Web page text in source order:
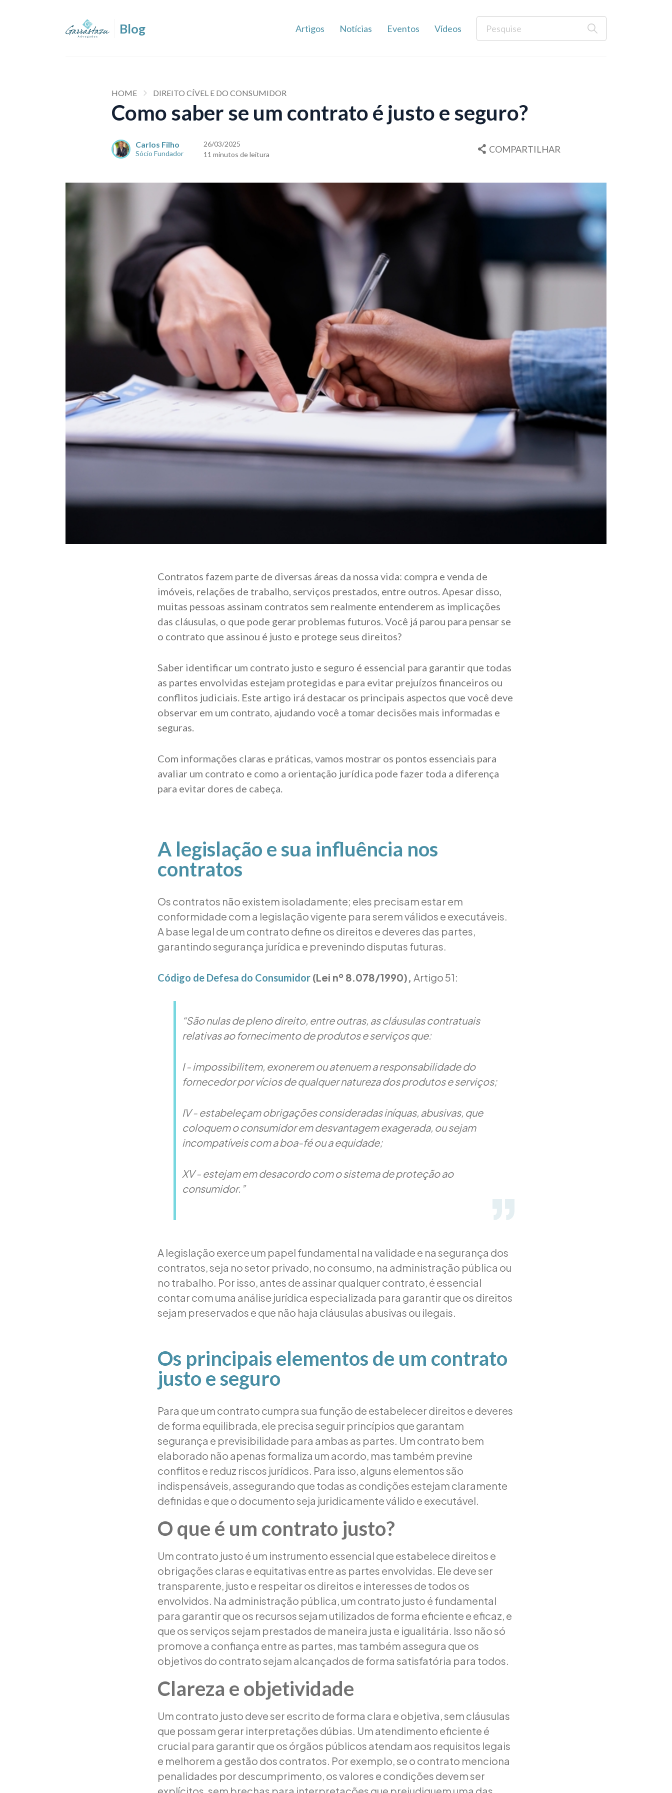
Artigos Notícias Eventos Vídeos
HOME DIREITO CÍVEL E DO CONSUMIDOR
Como saber se um contrato é justo e seguro?
Carlos Filho
Sócio Fundador
26/03/2025
11 minutos de leitura
COMPARTILHAR
Contratos fazem parte de diversas áreas da nossa vida: compra e venda de
imóveis, relações de trabalho, serviços prestados, entre outros. Apesar disso,
muitas pessoas assinam contratos sem realmente entenderem as implicações
das cláusulas, o que pode gerar problemas futuros. Você já parou para pensar se
o contrato que assinou é justo e protege seus direitos?
Saber identificar um contrato justo e seguro é essencial para garantir que todas
as partes envolvidas estejam protegidas e para evitar prejuízos financeiros ou
conflitos judiciais. Este artigo irá destacar os principais aspectos que você deve
observar em um contrato, ajudando você a tomar decisões mais informadas e
seguras.
Com informações claras e práticas, vamos mostrar os pontos essenciais para
avaliar um contrato e como a orientação jurídica pode fazer toda a diferença
para evitar dores de cabeça.
A legislação e sua influência nos
contratos
Os contratos não existem isoladamente; eles precisam estar em
conformidade com a legislação vigente para serem válidos e executáveis.
A base legal de um contrato define os direitos e deveres das partes,
garantindo segurança jurídica e prevenindo disputas futuras.
Código de Defesa do Consumidor (Lei nº 8.078/1990), Artigo 51:
“São nulas de pleno direito, entre outras, as cláusulas contratuais
relativas ao fornecimento de produtos e serviços que:
I - impossibilitem, exonerem ou atenuem a responsabilidade do
fornecedor por vícios de qualquer natureza dos produtos e serviços;
IV - estabeleçam obrigações consideradas iníquas, abusivas, que
coloquem o consumidor em desvantagem exagerada, ou sejam
incompatíveis com a boa-fé ou a equidade;
XV - estejam em desacordo com o sistema de proteção ao
consumidor.”
A legislação exerce um papel fundamental na validade e na segurança dos
contratos, seja no setor privado, no consumo, na administração pública ou
no trabalho. Por isso, antes de assinar qualquer contrato, é essencial
contar com uma análise jurídica especializada para garantir que os direitos
sejam preservados e que não haja cláusulas abusivas ou ilegais.
Os principais elementos de um contrato
justo e seguro
Para que um contrato cumpra sua função de estabelecer direitos e deveres
de forma equilibrada, ele precisa seguir princípios que garantam
segurança e previsibilidade para ambas as partes. Um contrato bem
elaborado não apenas formaliza um acordo, mas também previne
conflitos e reduz riscos jurídicos. Para isso, alguns elementos são
indispensáveis, assegurando que todas as condições estejam claramente
definidas e que o documento seja juridicamente válido e executável.
O que é um contrato justo?
Um contrato justo é um instrumento essencial que estabelece direitos e
obrigações claras e equitativas entre as partes envolvidas. Ele deve ser
transparente, justo e respeitar os direitos e interesses de todos os
envolvidos. Na administração pública, um contrato justo é fundamental
para garantir que os recursos sejam utilizados de forma eficiente e eficaz, e
que os serviços sejam prestados de maneira justa e igualitária. Isso não só
promove a confiança entre as partes, mas também assegura que os
objetivos do contrato sejam alcançados de forma satisfatória para todos.
Clareza e objetividade
Um contrato justo deve ser escrito de forma clara e objetiva, sem cláusulas
que possam gerar interpretações dúbias. Um atendimento eficiente é
crucial para garantir que os órgãos públicos atendam aos requisitos legais
e melhorem a gestão dos contratos. Por exemplo, se o contrato menciona
penalidades por descumprimento, os valores e condições devem ser